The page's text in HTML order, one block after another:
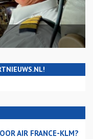
AIR FRANCE-KLM?